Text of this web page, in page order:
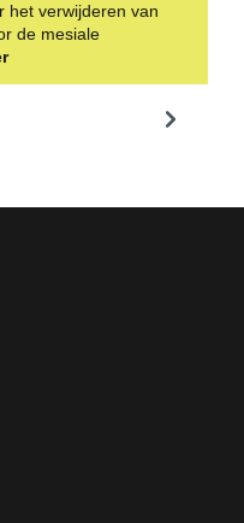
het verwijderen van
de mesiale